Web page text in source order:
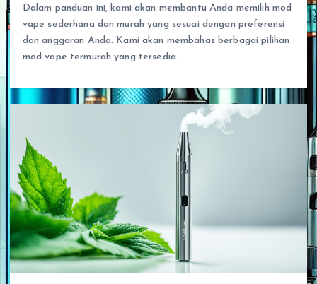
Dalam panduan ini, kami akan membantu Anda memilih mod
vape sederhana dan murah yang sesuai dengan preferensi
dan anggaran Anda. Kami akan membahas berbagai pilihan
mod vape termurah yang tersedia…